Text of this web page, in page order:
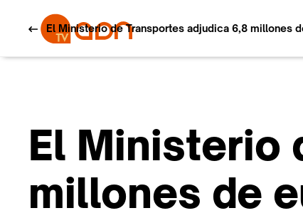
El Ministerio de Transportes adjudica 6,8 millones
El Ministerio
millones de